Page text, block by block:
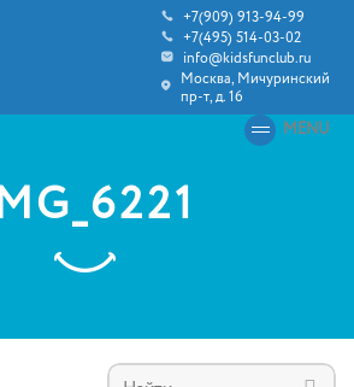
+7(909) 913-94-99
+7(495) 514-03-02
info@kidsfunclub.ru
Москва, Мичуринский
пр-т, д. 16
MENU